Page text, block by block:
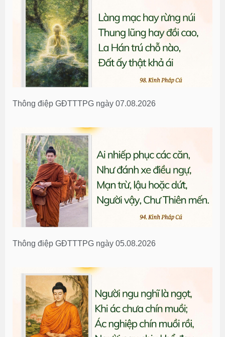
Thông điệp GĐTTTPG ngày 07.08.2026
Thông điệp GĐTTTPG ngày 05.08.2026